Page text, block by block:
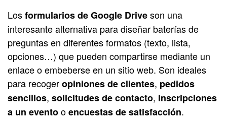
Losformularios de Google Driveson una
interesante alternativa para diseñar baterías de
preguntas en diferentes formatos (texto, lista,
opciones…) que pueden compartirse mediante un
enlace o embeberse en un sitio web. Son ideales
para recogeropiniones de clientes, pedidos
sencillos, solicitudes de contacto, inscripciones
a un eventooencuestas de satisfacción.